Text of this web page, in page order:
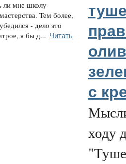
ли мне школу
Тем более,
- дело это
я бы д... Читать
с
ходу